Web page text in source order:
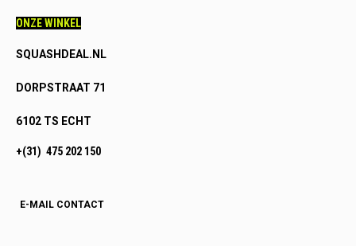
ONZE WINKEL
SQUASHDEAL.NL
DORPSTRAAT 71
6102 TS ECHT
+(31) 475 202 150
E-MAIL CONTACT